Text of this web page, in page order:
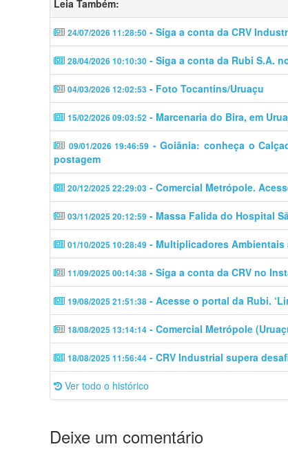
Leia Também:
24/07/2026 11:28:50 - Siga a conta da CRV
28/04/2026 10:10:30 - Siga a conta da Rubi S.A.
04/03/2026 12:02:53 - Foto Tocantins/Uruaçu
15/02/2026 09:03:52 - Marcenaria do Bira, em
09/01/2026 19:46:59 - Goiânia: conheça o
postagem
20/12/2025 22:29:03 - Comercial Metrópole.
03/11/2025 20:12:59 - Massa Falida do Hospital
01/10/2025 10:28:49 - Multiplicadores Ambientais
11/09/2025 00:14:38 - Siga a conta da CRV no
19/08/2025 21:51:38 - Acesse o portal da Rubi.
18/08/2025 13:14:14 - Comercial Metrópole
18/08/2025 11:56:44 - CRV Industrial supera
Ver todo o histórico
Deixe um comentário